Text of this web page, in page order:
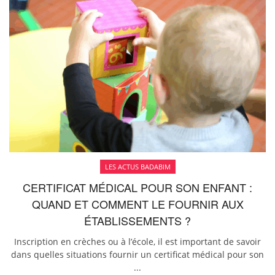
LES ACTUS BADABIM
CERTIFICAT MÉDICAL POUR SON ENFANT :
QUAND ET COMMENT LE FOURNIR AUX
ÉTABLISSEMENTS ?
Inscription en crèches ou à l’école, il est important de savoir
dans quelles situations fournir un certificat médical pour son
...